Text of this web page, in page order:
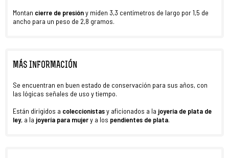
Montan cierre de presióny miden 3,3 centímetros de largo por 1,5 de
ancho para un peso de 2,8 gramos.
MÁS INFORMACIÓN
Se encuentran en buen estado de conservación para sus años, con
las lógicas señales de uso y tiempo.
Están dirigidos a coleccionistasy aficionados a la joyería de plata de
ley, a la joyería para mujery a los pendientes de plata.